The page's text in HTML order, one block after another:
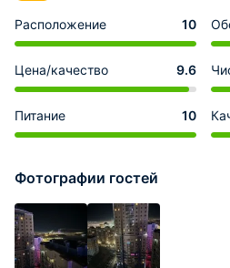
Расположение 10
Цена/качество 9.6
Питание 10
Фотографии гостей